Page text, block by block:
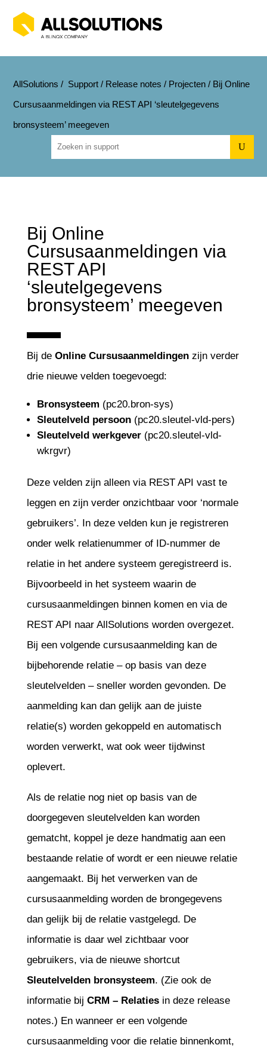
AllSolutions / Support/ Release notes / Projecten / Bij Online
Cursusaanmeldingen via REST API ‘sleutelgegevens
bronsysteem’ meegeven
U
Bij Online
Cursusaanmeldingen via
REST API
‘sleutelgegevens
bronsysteem’ meegeven
Bij de Online Cursusaanmeldingen zijn verder
drie nieuwe velden toegevoegd:
Bronsysteem (pc20.bron-sys)
Sleutelveld persoon(pc20.sleutel-vld-pers)
Sleutelveld werkgever(pc20.sleutel-vld-
wkrgvr)
Deze velden zijn alleen via REST API vast te
leggen en zijn verder onzichtbaar voor ‘normale
gebruikers’. In deze velden kun je registreren
onder welk relatienummer of ID-nummer de
relatie in het andere systeem geregistreerd is.
Bijvoorbeeld in het systeem waarin de
cursusaanmeldingen binnen komen en via de
REST API naar AllSolutions worden overgezet.
Bij een volgende cursusaanmelding kan de
bijbehorende relatie – op basis van deze
sleutelvelden – sneller worden gevonden. De
aanmelding kan dan gelijk aan de juiste
relatie(s) worden gekoppeld en automatisch
worden verwerkt, wat ook weer tijdwinst
oplevert.
Als de relatie nog niet op basis van de
doorgegeven sleutelvelden kan worden
gematcht, koppel je deze handmatig aan een
bestaande relatie of wordt er een nieuwe relatie
aangemaakt. Bij het verwerken van de
cursusaanmelding worden de brongegevens
dan gelijk bij de relatie vastgelegd. De
informatie is daar wel zichtbaar voor
gebruikers, via de nieuwe shortcut
Sleutelvelden bronsysteem. (Zie ook de
informatie bij CRM – Relatiesin deze release
notes.) En wanneer er een volgende
cursusaanmelding voor die relatie binnenkomt,